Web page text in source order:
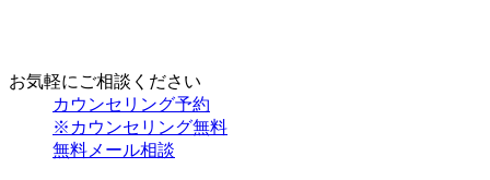
お気軽にご相談ください
カウンセリング予約
※カウンセリング無料
無料メール相談